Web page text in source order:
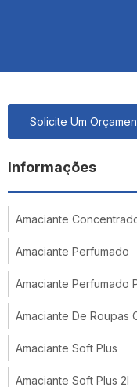
Solicite Um
Informações
Amaciante
Amaciante Perfumado
Amaciante Perfumado
Amaciante De Roupas
Amaciante Soft Plus
Amaciante Soft Plus 2l